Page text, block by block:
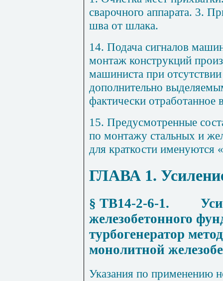
сварочного аппарата. 3.
шва от шлака.
14. Подача сигналов
монтаж конструкций
машиниста при отсутствии
дополнительно
фактически отработанное
15. Предусмотренные
по монтажу стальных и
для краткости именуются
ГЛАВА 1.
§ ТВ14-2-6-1.
железобетонного
турбогенератор
монолитной
Указания по применению